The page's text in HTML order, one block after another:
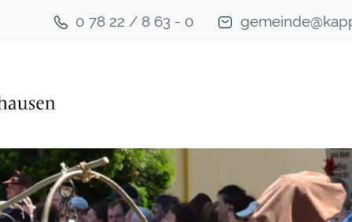
0 78 22 / 8 63 - 0